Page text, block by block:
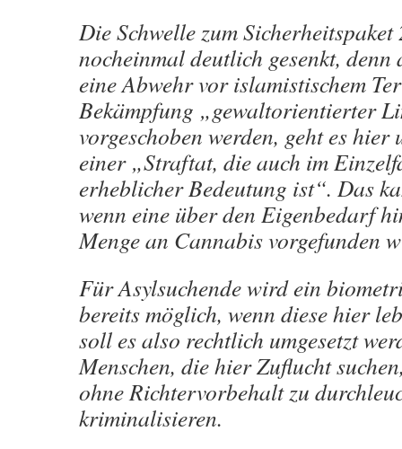
Die Schwelle zum
nocheinmal deutlich gesenkt, denn
eine Abwehr vor islamistischem
Bekämpfung „gewaltorientierter
vorgeschoben werden, geht es
einer „Straftat, die auch im
erheblicher Bedeutung ist“. Das
wenn eine über den Eigenbedarf
Menge an Cannabis vorgefunden
Für Asylsuchende wird ein
bereits möglich, wenn diese hier
soll es also rechtlich umgesetzt
Menschen, die hier Zuflucht
ohne Richtervorbehalt zu
kriminalisieren.